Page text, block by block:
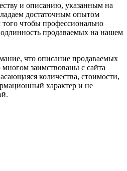
и описанию, указанным на
достаточным опытом
чтобы профессионально
продаваемых на нашем
что описание продаваемых
заимствованы с сайта
количества, стоимости,
характер и не